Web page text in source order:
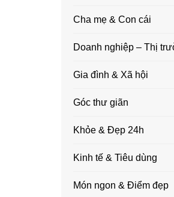
Cha mẹ & Con cái
Doanh nghiệp – Thị
Gia đình & Xã hội
Góc thư giãn
Khỏe & Đẹp 24h
Kinh tế & Tiêu dùng
Món ngon & Điểm đẹp